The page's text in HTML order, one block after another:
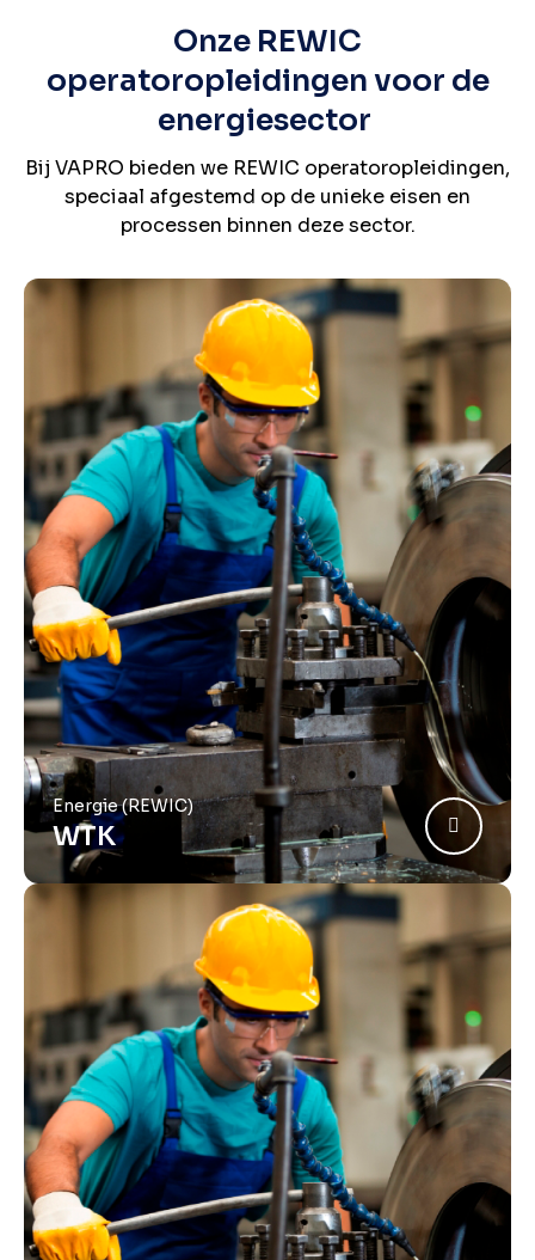
Onze REWIC
operatoropleidingen voor de
energiesector
Bij VAPRO bieden we REWIC operatoropleidingen,
speciaal afgestemd op de unieke eisen en
processen binnen deze sector.
Energie (REWIC)
WTK